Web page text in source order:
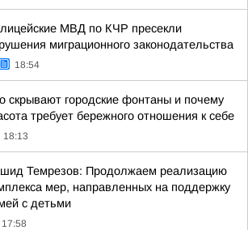
МВД по КЧР пресекли
миграционного законодательства
18:54
скрывают городские фонтаны и почему
требует бережного отношения к себе
18:13
Темрезов: Продолжаем реализацию
мер, направленных на поддержку
с детьми
17:58